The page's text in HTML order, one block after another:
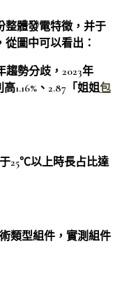
整體發電特徵，并于
圖中可以看出：
趨勢分歧，2023年
1.16%、2.87「姐姐包
于25℃以上時長占比達
類型組件，實測組件